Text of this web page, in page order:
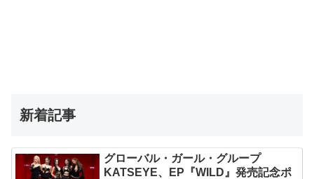
新着記事
グローバル・ガール・グループ
KATSEYE、EP『WILD』発売記念ポ